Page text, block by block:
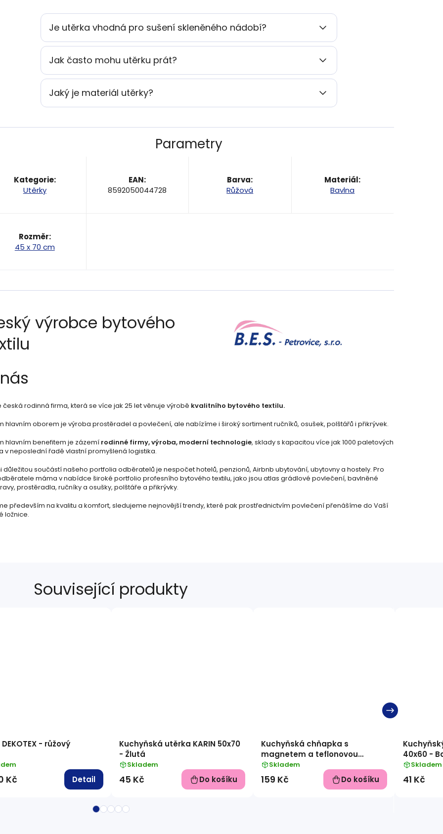
Je utěrka vhodná pro sušení skleněného nádobí?
Jak často mohu utěrku prát?
Jaký je materiál utěrky?
Parametry
Kategorie:
Utěrky
EAN:
8592050044728
Barva:
Růžová
Materiál:
Bavlna
Rozměr:
45 x 70 cm
výrobce bytového
česká rodinná firma, která se více jak 25 let věnuje výrobě kvalitního bytového textilu.
hlavním oborem je výroba prostěradel a povlečení, ale nabízíme i široký sortiment ručníků, osušek, polštářů i přikrývek.
hlavním benefitem je zázemí rodinné firmy, výroba, moderní technologie, sklady s kapacitou více jak 1000 paletových
v neposlední řadě vlastní promyšlená logistika.
důležitou součástí našeho portfolia odběratelů je nespočet hotelů, penzionů, Airbnb ubytování, ubytovny a hostely. Pro
máma v nabídce široké portfolio profesního bytového textilu, jako jsou atlas grádlové povlečení, bavlněné
prostěradla, ručníky a osušky, polštáře a přikrývky.
především na kvalitu a komfort, sledujeme nejnovější trendy, které pak prostřednictvím povlečení přenášíme do Vaší
ložnice.
Související produkty
- růžový
Kč Detail
Kuchyňská utěrka KARIN 50x70
- Žlutá
Skladem
45 Kč Do košíku
Kuchyňská chňapka s
magnetem a teflonovou
vrstvou, 2 ks v balení - vzor
Tyrkysovohnědé káro
Skladem
159 Kč Do košíku
40x60 -
Skladem
41 Kč